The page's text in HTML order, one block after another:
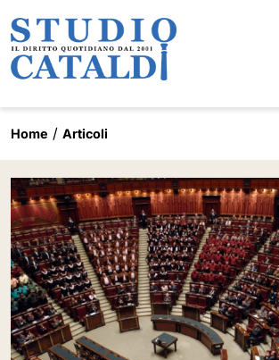
Home Articoli